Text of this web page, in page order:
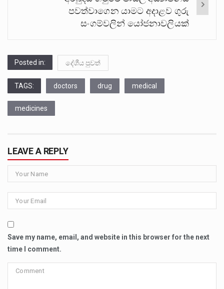
පවත්වාගෙන යාමට අදාළව ගුරු
සංගම්වලින් යෝජනාවලියක්
Posted in: දේශීය පුවත්
TAGS: doctors drug medical
medicines
LEAVE A REPLY
Save my name, email, and website in this browser for the next
time I comment.